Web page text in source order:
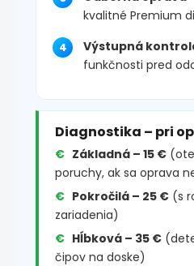
kvalitné Premium
Výstupná
funkčnosti pred
Diagnostika – pri
Základná – 15 €
poruchy, ak sa oprava
Pokročilá – 25 € (s
zariadenia)
Hĺbková – 35 €
čipov na doske)